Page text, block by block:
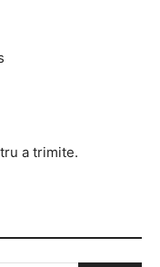
a trimite.